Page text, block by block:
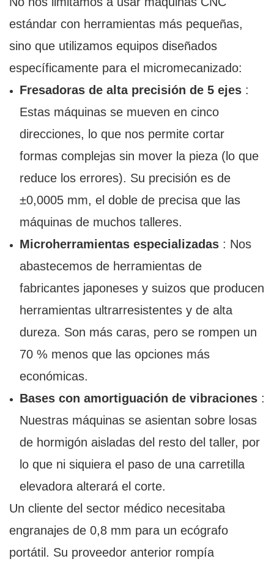
estándar con herramientas más pequeñas,
sino que utilizamos equipos diseñados
específicamente para el micromecanizado:
Fresadoras de alta precisión de 5 ejes:
Estas máquinas se mueven en cinco
direcciones, lo que nos permite cortar
formas complejas sin mover la pieza (lo que
reduce los errores). Su precisión es de
±0,0005 mm, el doble de precisa que las
máquinas de muchos talleres.
Microherramientas especializadas: Nos
abastecemos de herramientas de
fabricantes japoneses y suizos que producen
herramientas ultrarresistentes y de alta
dureza. Son más caras, pero se rompen un
70 % menos que las opciones más
económicas.
Bases con amortiguación de vibraciones:
Nuestras máquinas se asientan sobre losas
de hormigón aisladas del resto del taller, por
lo que ni siquiera el paso de una carretilla
elevadora alterará el corte.
Un cliente del sector médico necesitaba
engranajes de 0,8 mm para un ecógrafo
portátil. Su proveedor anterior rompía